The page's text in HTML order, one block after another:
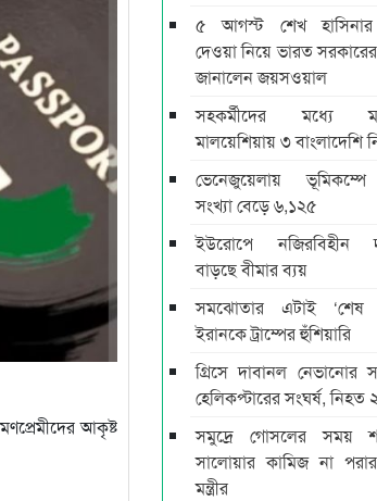
আকৃষ্ট
৫ আগস্ট শেখ হাসিনার
দেওয়া নিয়ে ভারত
জানালেন জয়সওয়াল
সহকর্মীদের মধ্যে
মালয়েশিয়ায় ৩ বাংলাদেশি
ভেনেজুয়েলায়
সংখ্যা বেড়ে ৬,১২৫
ইউরোপে নজিরবিহীন
বাড়ছে বীমার ব্যয়
সমঝোতার এটাই ‘শেষ
ইরানকে ট্রাম্পের হুঁশিয়ারি
গ্রিসে দাবানল নেভানোর
হেলিকপ্টারের সংঘর্ষ, নিহত ২
সমুদ্রে গোসলের সময়
সালোয়ার কামিজ না
মন্ত্রীর